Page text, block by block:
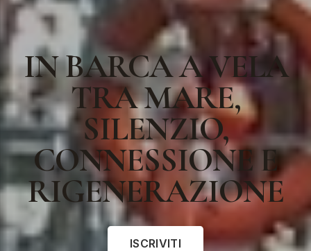
IN BARCA A VELA
TRA MARE,
SILENZIO,
CONNESSIONE E
RIGENERAZIONE
ISCRIVITI